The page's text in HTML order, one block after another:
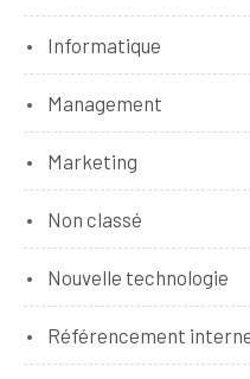
Informatique
Management
Marketing
Non classé
Nouvelle technologie
Référencement